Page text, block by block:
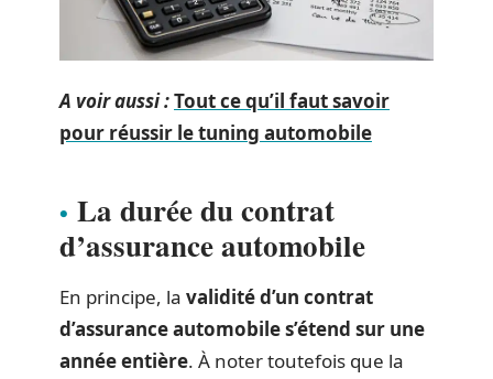
A voir aussi :Tout ce qu’il faut savoir
pour réussir le tuning automobile
La durée du contrat
d’assurance automobile
En principe, la validité d’un contrat
d’assurance automobile s’étend sur une
année entière. À noter toutefois que la